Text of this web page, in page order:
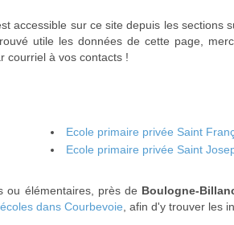
accessible sur ce site depuis les sections
utile les données de cette page,
courriel à vos contacts !
Ecole primaire privée Saint
Ecole primaire privée Saint
ou élémentaires, près de Boulogne-
écoles dans Courbevoie , afin d'y trouver les